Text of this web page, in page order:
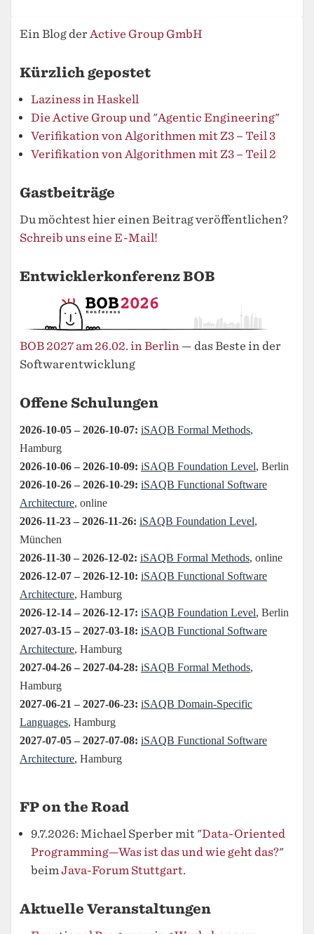
Ein Blog derActive Group GmbH
Kürzlich gepostet
Laziness in Haskell
Die Active Group und "Agentic Engineering"
Verifikation von Algorithmen mit Z3 – Teil 3
Verifikation von Algorithmen mit Z3 – Teil 2
Gastbeiträge
Du möchtest hier einen Beitrag veröffentlichen?
Schreib uns eine E-Mail!
Entwicklerkonferenz BOB
BOB 2027 am 26.02. in Berlin — das Beste in der
Softwarentwicklung
Offene Schulungen
FP on the Road
9.7.2026: Michael Sperber mit "Data-Oriented
Programming—Was ist das und wie geht das?"
beimJava-Forum Stuttgart.
Aktuelle Veranstaltungen